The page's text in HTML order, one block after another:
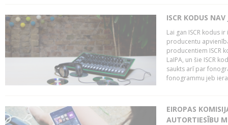
ISCR KODUS
Lai gan ISCR kodus
producentu
producentiem ISCR
LaIPA, un šie ISCR
saukts arī par
fonogrammu jeb
EIROPAS
AUTORTIESĪBU